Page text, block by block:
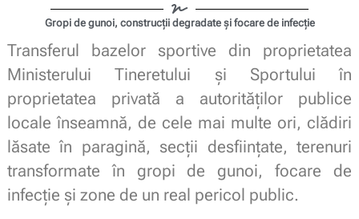
Gropi de gunoi, construcții degradate și focare de infecție
Transferul bazelor sportive din proprietatea
Ministerului Tineretului și Sportului în
proprietatea privată a autorităților publice
locale înseamnă, de cele mai multe ori, clădiri
lăsate în paragină, secții desființate, terenuri
transformate în gropi de gunoi, focare de
infecție și zone de un real pericol public.